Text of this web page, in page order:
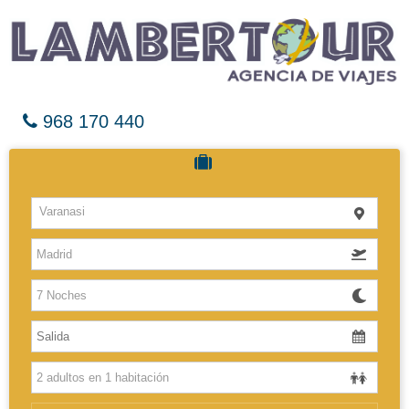
968 170 440
Hoteles
Vuelos
El Caribe
Europa
Africa
Varanasi